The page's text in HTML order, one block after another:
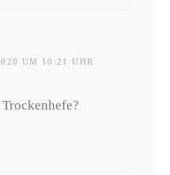
UM 10:21 UHR